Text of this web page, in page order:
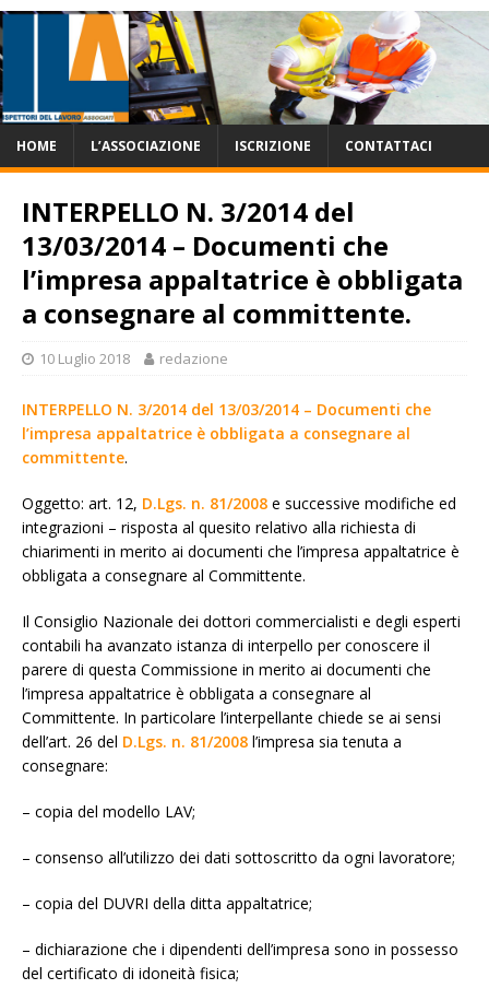
HOME L’ASSOCIAZIONE ISCRIZIONE CONTATTACI
INTERPELLO N. 3/2014 del
13/03/2014 – Documenti che
l’impresa appaltatrice è obbligata
a consegnare al committente.
10 Luglio 2018 redazione
INTERPELLO N. 3/2014 del 13/03/2014 – Documenti che
l’impresa appaltatrice è obbligata a consegnare al
committente.
Oggetto: art. 12, D.Lgs. n. 81/2008 e successive modifiche ed
integrazioni – risposta al quesito relativo alla richiesta di
chiarimenti in merito ai documenti che l’impresa appaltatrice è
obbligata a consegnare al Committente.
Il Consiglio Nazionale dei dottori commercialisti e degli esperti
contabili ha avanzato istanza di interpello per conoscere il
parere di questa Commissione in merito ai documenti che
l’impresa appaltatrice è obbligata a consegnare al
Committente. In particolare l’interpellante chiede se ai sensi
dell’art. 26 del D.Lgs. n. 81/2008 l’impresa sia tenuta a
consegnare:
– copia del modello LAV;
– consenso all’utilizzo dei dati sottoscritto da ogni lavoratore;
– copia del DUVRI della ditta appaltatrice;
– dichiarazione che i dipendenti dell’impresa sono in possesso
del certificato di idoneità fisica;